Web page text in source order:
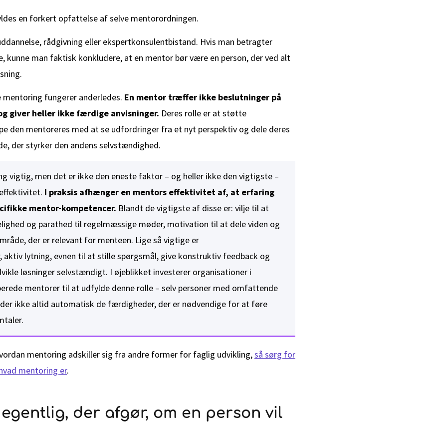
en forkert opfattelse af selve mentorordningen.
rådgivning eller ekspertkonsulentbistand. Hvis man betragter
kunne man faktisk konkludere, at en mentor bør være en person, der ved alt
fungerer anderledes. En mentor træffer ikke beslutninger på
giver heller ikke færdige anvisninger. Deres rolle er at støtte
den mentoreres med at se udfordringer fra et nyt perspektiv og dele deres
der styrker den andens selvstændighed.
vigtig, men det er ikke den eneste faktor – og heller ikke den vigtigste –
I praksis afhænger en mentors effektivitet af, at erfaring
mentor-kompetencer. Blandt de vigtigste af disse er: vilje til at
og parathed til regelmæssige møder, motivation til at dele viden og
der er relevant for menteen. Lige så vigtige er
aktiv lytning, evnen til at stille spørgsmål, give konstruktiv feedback og
løsninger selvstændigt. I øjeblikket investerer organisationer i
mentorer til at udfylde denne rolle – selv personer med omfattende
ikke altid automatisk de færdigheder, der er nødvendige for at føre
mentoring adskiller sig fra andre former for faglig udvikling,så sørg for
mentoring er.
der afgør, om en person vil